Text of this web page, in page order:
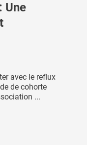
Une
avec le reflux
de cohorte
...